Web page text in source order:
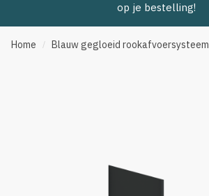
op je bestelling!
Home / Blauw gegloeid rookafvoersysteem